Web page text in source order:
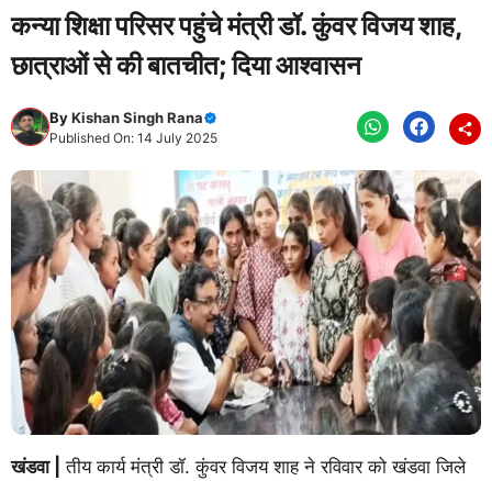
कन्या शिक्षा परिसर पहुंचे मंत्री डॉ. कुंवर विजय शाह,
छात्राओं से की बातचीत; दिया आश्वासन
ByKishan Singh Rana
Published On: 14 July 2025
खंडवा |
तीय कार्य मंत्री डॉ. कुंवर विजय शाह ने रविवार को खंडवा जिले